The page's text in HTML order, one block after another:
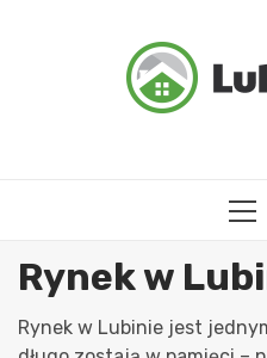
Rynek w
Rynek w Lubinie jest